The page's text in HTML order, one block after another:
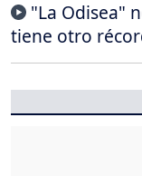
"La Odisea"
tiene otro